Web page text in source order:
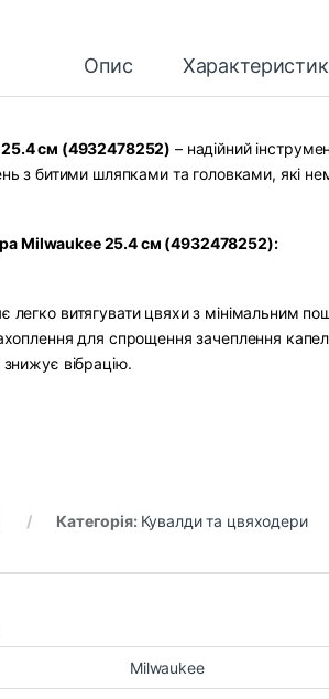
Опис
см (4932478252) – надійний
з битими шляпками та головками, які
Milwaukee 25.4 см (4932478252):
легко витягувати цвяхи з мінімальним
для спрощення зачеплення
вібрацію.
Категорія: Кувалди та цвяходери
Milwaukee